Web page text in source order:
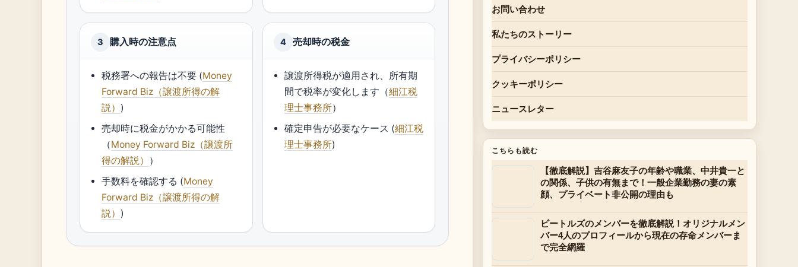
3 購入時の注意点
税務署への報告は不要 (Money
Forward Biz（譲渡所得の解
説） )
売却時に税金がかかる可能性
（Money Forward Biz（譲渡所
得の解説） ）
手数料を確認する (Money
Forward Biz（譲渡所得の解
説） )
4 売却時の税金
譲渡所得税が適用され、所有期
間で税率が変化します（細江税
理士事務所）
確定申告が必要なケース (細江税
理士事務所)
お問い合わせ
私たちのストーリー
プライバシーポリシー
クッキーポリシー
ニュースレター
こちらも読む
【徹底解説】吉谷麻友子の年齢や職業、中井貴一と
の関係、子供の有無まで！一般企業勤務の妻の素
顔、プライベート非公開の理由も
ビートルズのメンバーを徹底解説！オリジナルメン
バー4人のプロフィールから現在の存命メンバーま
で完全網羅